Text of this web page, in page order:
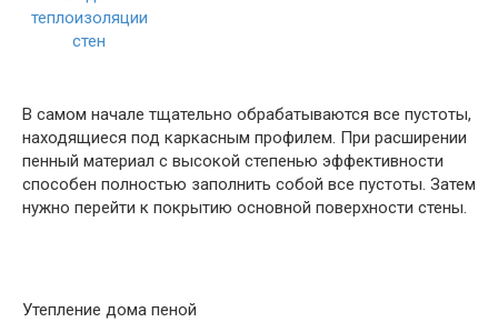
В самом начале тщательно обрабатываются все пустоты,
находящиеся под каркасным профилем. При расширении
пенный материал с высокой степенью эффективности
способен полностью заполнить собой все пустоты. Затем
нужно перейти к покрытию основной поверхности стены.
Утепление дома пеной